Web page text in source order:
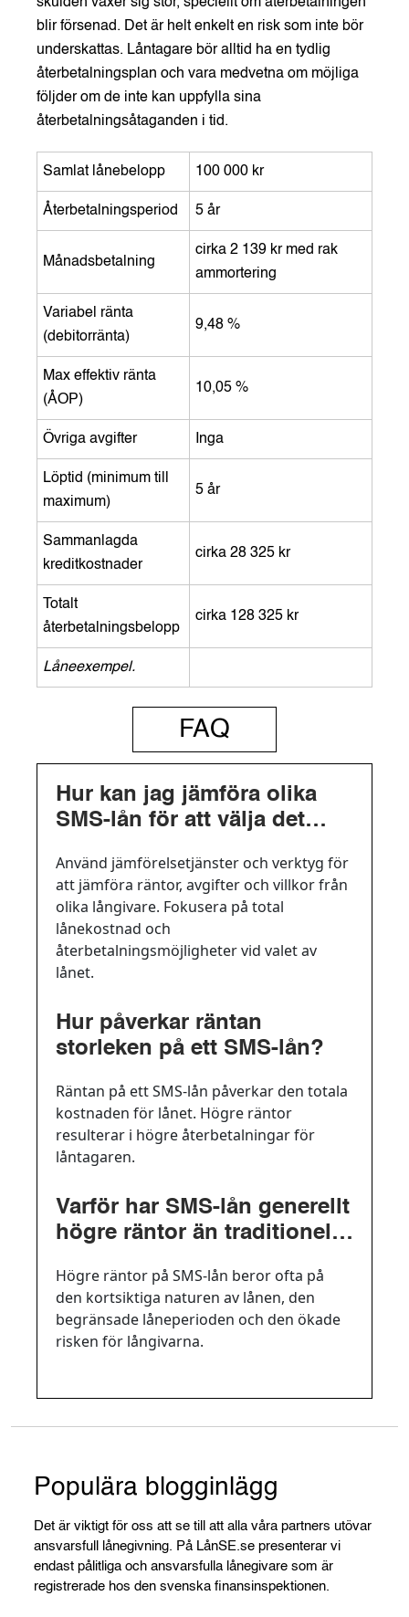
skulden växer sig stor, speciellt om återbetalningen
blir försenad. Det är helt enkelt en risk som inte bör
underskattas. Låntagare bör alltid ha en tydlig
återbetalningsplan och vara medvetna om möjliga
följder om de inte kan uppfylla sina
återbetalningsåtaganden i tid.
Samlat lånebelopp 100 000 kr
Återbetalningsperiod 5 år
Månadsbetalning
cirka 2 139 kr med rak
ammortering
Variabel ränta
(debitorränta)
9,48 %
Max effektiv ränta
(ÅOP)
10,05 %
Övriga avgifter Inga
Löptid (minimum till
maximum)
5 år
Sammanlagda
kreditkostnader
cirka 28 325 kr
Totalt
återbetalningsbelopp
cirka 128 325 kr
Låneexempel.
FAQ
Hur kan jag jämföra olika
SMS-lån för att välja det
Använd jämförelsetjänster och verktyg för
att jämföra räntor, avgifter och villkor från
olika långivare. Fokusera på total
lånekostnad och
återbetalningsmöjligheter vid valet av
lånet.
Hur påverkar räntan
storleken på ett SMS-lån?
Räntan på ett SMS-lån påverkar den totala
kostnaden för lånet. Högre räntor
resulterar i högre återbetalningar för
låntagaren.
Varför har SMS-lån generellt
högre räntor än traditionella
Högre räntor på SMS-lån beror ofta på
den kortsiktiga naturen av lånen, den
begränsade låneperioden och den ökade
risken för långivarna.
Populära blogginlägg
Det är viktigt för oss att se till att alla våra partners utövar
ansvarsfull lånegivning. På LånSE.se presenterar vi
endast pålitliga och ansvarsfulla lånegivare som är
registrerade hos den svenska finansinspektionen.